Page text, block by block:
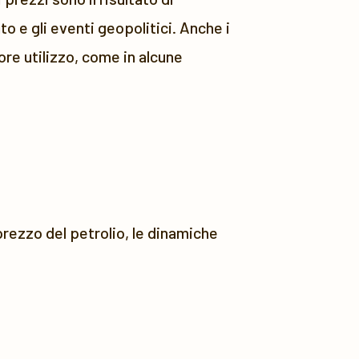
e gli eventi geopolitici. Anche i
utilizzo, come in alcune
del petrolio, le dinamiche